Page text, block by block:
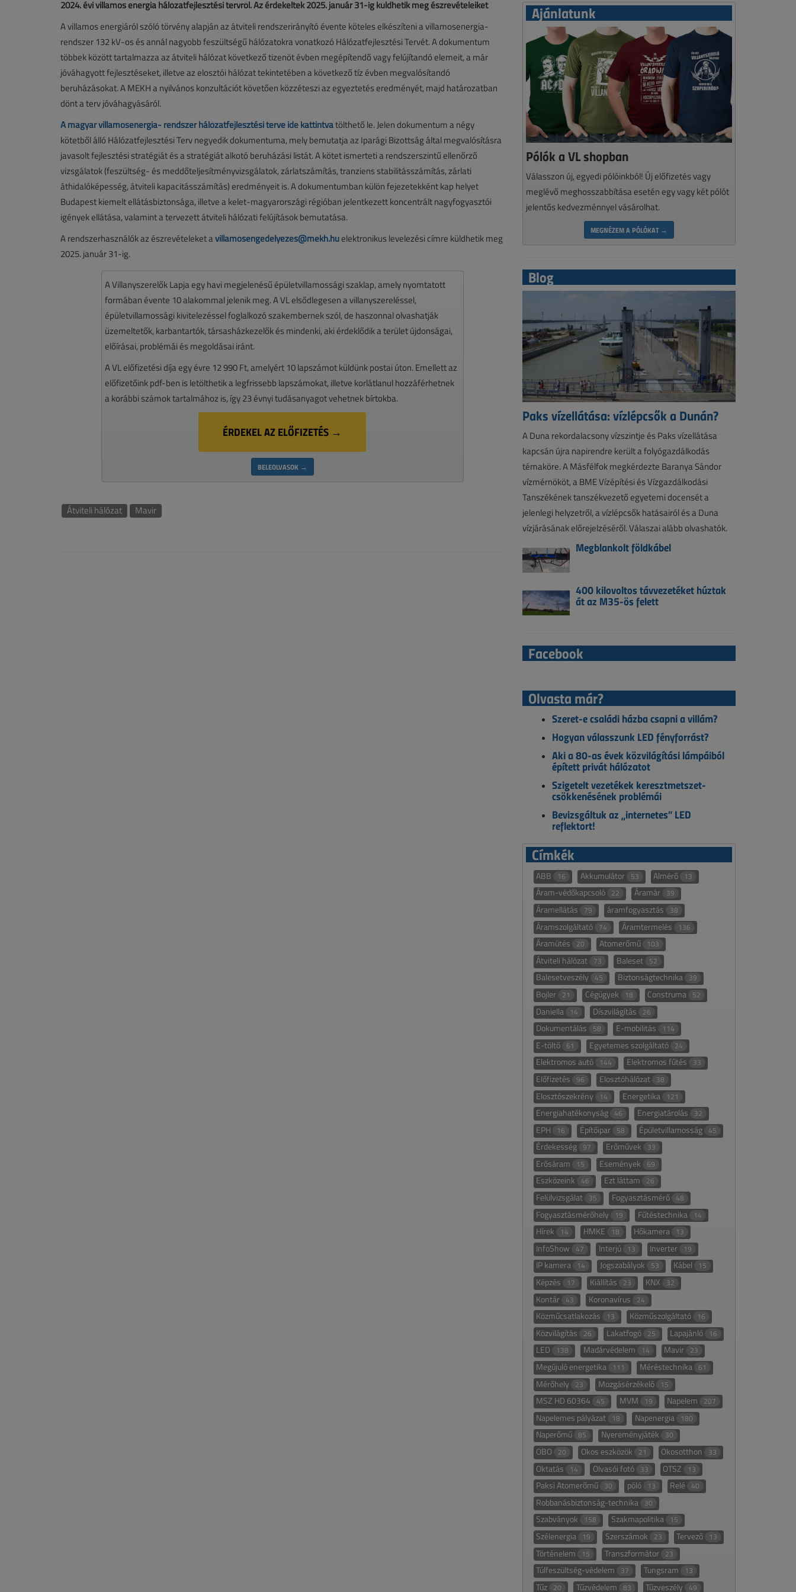
2024. évi villamos energia hálózatfejlesztési tervről. Az érdekeltek 2025. január 31-ig küldhetik meg észrevételeiket
A villamos energiáról szóló törvény alapján az átviteli rendszerirányító évente köteles elkészíteni a villamosenergia-
rendszer 132 kV-os és annál nagyobb feszültségű hálózatokra vonatkozó Hálózatfejlesztési Tervét. A dokumentum
többek között tartalmazza az átviteli hálózat következő tizenöt évben megépítendő vagy felújítandó elemeit, a már
jóváhagyott fejlesztéseket, illetve az elosztói hálózat tekintetében a következő tíz évben megvalósítandó
beruházásokat. A MEKH a nyilvános konzultációt követően közzéteszi az egyeztetés eredményét, majd határozatban
dönt a terv jóváhagyásáról.
A magyar villamosenergia- rendszer hálózatfejlesztési terve ide kattintvatölthető le. Jelen dokumentum a négy
kötetből álló Hálózatfejlesztési Terv negyedik dokumentuma, mely bemutatja az Iparági Bizottság által megvalósításra
javasolt fejlesztési stratégiát és a stratégiát alkotó beruházási listát. A kötet ismerteti a rendszerszintű ellenőrző
vizsgálatok (feszültség- és meddőteljesítményvizsgálatok, zárlatszámítás, tranziens stabilitásszámítás, zárlati
áthidalóképesség, átviteli kapacitásszámítás) eredményeit is. A dokumentumban külön fejezetekként kap helyet
Budapest kiemelt ellátásbiztonsága, illetve a kelet-magyarországi régióban jelentkezett koncentrált nagyfogyasztói
igények ellátása, valamint a tervezett átviteli hálózati felújítások bemutatása.
A rendszerhasználók az észrevételeket avillamosengedelyezes@mekh.huelektronikus levelezési címre küldhetik meg
2025. január 31-ig.
A Villanyszerelők Lapja egy havi megjelenésű épületvillamossági szaklap, amely nyomtatott
formában évente 10 alakommal jelenik meg. A VL elsődlegesen a villanyszereléssel,
épületvillamossági kivitelezéssel foglalkozó szakembernek szól, de haszonnal olvashatják
üzemeltetők, karbantartók, társasházkezelők és mindenki, aki érdeklődik a terület újdonságai,
előírásai, problémái és megoldásai iránt.
A VL előfizetési díja egy évre 12 990 Ft, amelyért 10 lapszámot küldünk postai úton. Emellett az
előfizetőink pdf-ben is letölthetik a legfrissebb lapszámokat, illetve korlátlanul hozzáférhetnek
a korábbi számok tartalmához is, így 23 évnyi tudásanyagot vehetnek bírtokba.
ÉRDEKEL AZ ELŐFIZETÉS →
BELEOLVASOK →
Átviteli hálózat Mavir
Ajánlatunk
Pólók a VL shopban
Válasszon új, egyedi pólóinkból! Új előfizetés vagy
meglévő meghosszabbítása esetén egy vagy két pólót
jelentős kedvezménnyel vásárolhat.
MEGNÉZEM A PÓLÓKAT →
Blog
Paks vízellátása: vízlépcsők a Dunán?
A Duna rekordalacsony vízszintje és Paks vízellátása
kapcsán újra napirendre került a folyógazdálkodás
témaköre. A Másfélfok megkérdezte Baranya Sándor
vízmérnököt, a BME Vízépítési és Vízgazdálkodási
Tanszékének tanszékvezető egyetemi docensét a
jelenlegi helyzetről, a vízlépcsők hatásairól és a Duna
vízjárásának előrejelzéséről. Válaszai alább olvashatók.
Megblankolt földkábel
400 kilovoltos távvezetéket húztak
át az M35-ös felett
Facebook
Olvasta már?
Szeret-e családi házba csapni a villám?
Hogyan válasszunk LED fényforrást?
Aki a 80-as évek közvilágítási lámpáiból
épített privát hálózatot
Szigetelt vezetékek keresztmetszet-
csökkenésének problémái
Bevizsgáltuk az „internetes” LED
reflektort!
Címkék
ABB 16 Akkumulátor 53 Almérő 13
Áram-védőkapcsoló 22 Áramár 39
Áramellátás 79 áramfogyasztás 38
Áramszolgáltató 74 Áramtermelés 136
Áramütés 20 Atomerőmű 103
Átviteli hálózat 73 Baleset 52
Balesetveszély 45 Biztonságtechnika 39
Bojler 21 Cégügyek 18 Construma 52
Daniella 14 Díszvilágítás 26
Dokumentálás 58 E-mobilitás 114
E-töltő 61 Egyetemes szolgáltató 24
Elektromos autó 144 Elektromos fűtés 33
Előfizetés 96 Elosztóhálózat 38
Elosztószekrény 14 Energetika 121
Energiahatékonyság 46 Energiatárolás 32
EPH 16 Építőipar 58 Épületvillamosság 45
Érdekesség 97 Erőművek 33
Erősáram 15 Események 69
Eszközeink 46 Ezt láttam 26
Felülvizsgálat 35 Fogyasztásmérő 48
Fogyasztásmérőhely 19 Fűtéstechnika 14
Hírek 14 HMKE 18 Hőkamera 13
InfoShow 47 Interjú 13 Inverter 19
IP kamera 14 Jogszabályok 53 Kábel 15
Képzés 17 Kiállítás 23 KNX 32
Kontár 43 Koronavírus 24
Közműcsatlakozás 13 Közműszolgáltató 16
Közvilágítás 26 Lakatfogó 25 Lapajánló 16
LED 138 Madárvédelem 14 Mavir 23
Megújuló energetika 111 Méréstechnika 61
Mérőhely 23 Mozgásérzékelő 15
MSZ HD 60364 45 MVM 19 Napelem 207
Napelemes pályázat 18 Napenergia 180
Naperőmű 85 Nyereményjáték 30
OBO 20 Okos eszközök 21 Okosotthon 33
Oktatás 14 Olvasói fotó 33 OTSZ 13
Paksi Atomerőmű 30 póló 13 Relé 40
Robbanásbiztonság-technika 30
Szabványok 158 Szakmapolitika 15
Szélenergia 19 Szerszámok 23 Tervező 13
Történelem 15 Transzformátor 23
Túlfeszültség-védelem 37 Tungsram 13
Tűz 20 Tűzvédelem 83 Tűzveszély 49